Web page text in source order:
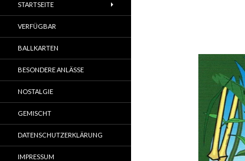
STARTSEITE
VERFÜGBAR
BALLKARTEN
BESONDERE ANLÄSSE
NOSTALGIE
GEMISCHT
DATENSCHUTZERKLÄRUNG
IMPRESSUM